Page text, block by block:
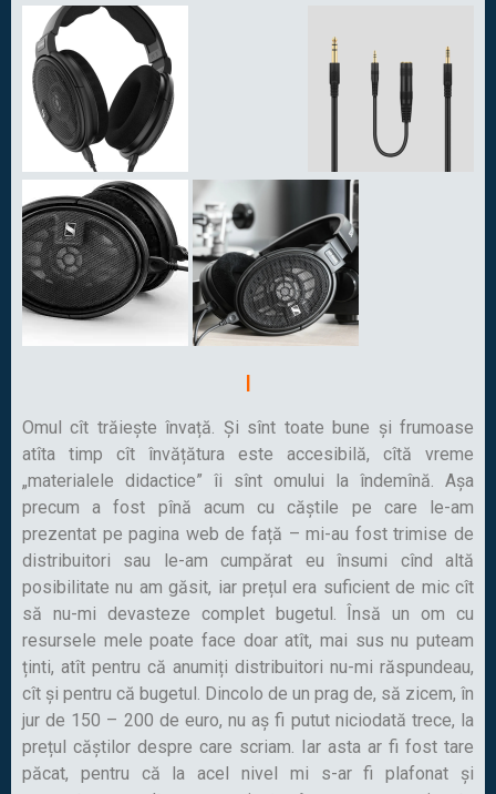
I
Omul cît trăiește învață. Și sînt toate bune și frumoase
atîta timp cît învățătura este accesibilă, cîtă vreme
„materialele didactice” îi sînt omului la îndemînă. Așa
precum a fost pînă acum cu căștile pe care le-am
prezentat pe pagina web de față – mi-au fost trimise de
distribuitori sau le-am cumpărat eu însumi cînd altă
posibilitate nu am găsit, iar prețul era suficient de mic cît
să nu-mi devasteze complet bugetul. Însă un om cu
resursele mele poate face doar atît, mai sus nu puteam
ținti, atît pentru că anumiți distribuitori nu-mi răspundeau,
cît și pentru că bugetul. Dincolo de un prag de, să zicem, în
jur de 150 – 200 de euro, nu aș fi putut niciodată trece, la
prețul căștilor despre care scriam. Iar asta ar fi fost tare
păcat, pentru că la acel nivel mi s-ar fi plafonat și